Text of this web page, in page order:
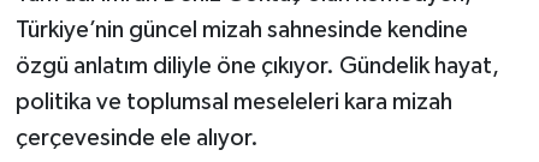
Türkiye’nin güncel mizah sahnesinde kendine
özgü anlatım diliyle öne çıkıyor. Gündelik hayat,
politika ve toplumsal meseleleri kara mizah
çerçevesinde ele alıyor.